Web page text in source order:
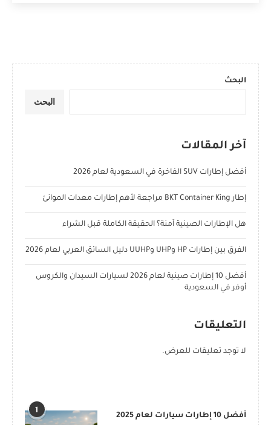
البحث
البحث
آخر المقالات
أفضل إطارات SUV الفاخرة في السعودية لعام 2026
إطار BKT Container King مراجعة لأهم إطارات معدات الموانئ
هل الإطارات الصينية آمنة؟ الحقيقة الكاملة قبل الشراء
الفرق بين إطارات HP وUHP وUUHP دليل السائق العربي لعام 2026
أفضل 10 إطارات صينية لعام 2026 لسيارات السيدان والكروس
أوفر في السعودية
التعليقات
لا توجد تعليقات للعرض.
1
أفضل 10 إطارات سيارات لعام 2025